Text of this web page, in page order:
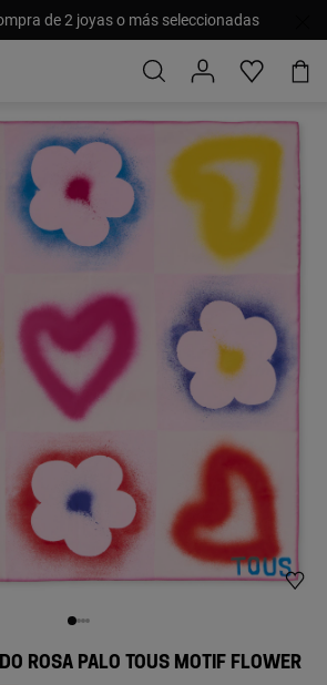
de 2 joyas o más seleccionadas
ROSA PALO TOUS MOTIF FLOWER